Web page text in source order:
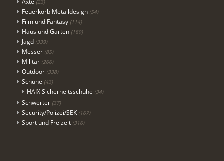
(23)
Feuerkorb Metalldesign (54)
Film und Fantasy (114)
Haus und Garten (189)
Jagd (339)
Messer (85)
Militär (266)
Outdoor (338)
Schuhe (43)
HAIX Sicherheitsschuhe (34)
Schwerter (37)
Security/Polizei/SEK (167)
Sport und Freizeit (316)